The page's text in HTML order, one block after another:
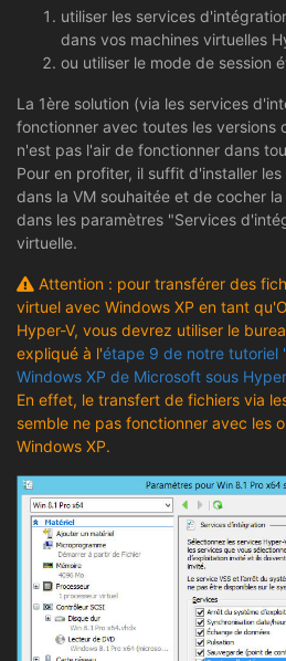
utiliser les services
dans vos machines virtuelles
ou utiliser le mode de session
La 1ère solution (via les services
fonctionner avec toutes les versions
n'est pas l'air de fonctionner dans
Pour en profiter, il suffit d'installer
dans la VM souhaitée et de cocher
dans les paramètres "Services
virtuelle.
Attention : pour transférer des
virtuel avec Windows XP en tant
Hyper-V, vous devrez utiliser le
expliqué à l'étape 9 de notre tutoriel
Windows XP de Microsoft sous
En effet, le transfert de fichiers via
semble ne pas fonctionner avec les
Windows XP.